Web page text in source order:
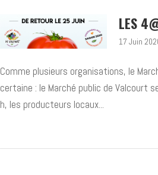
LES
17 Juin
Comme plusieurs organisations, le
certaine : le Marché public de Valcourt
h, les producteurs locaux...